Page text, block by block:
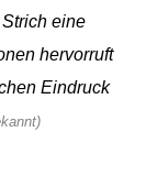
eine
hervorruft
Eindruck